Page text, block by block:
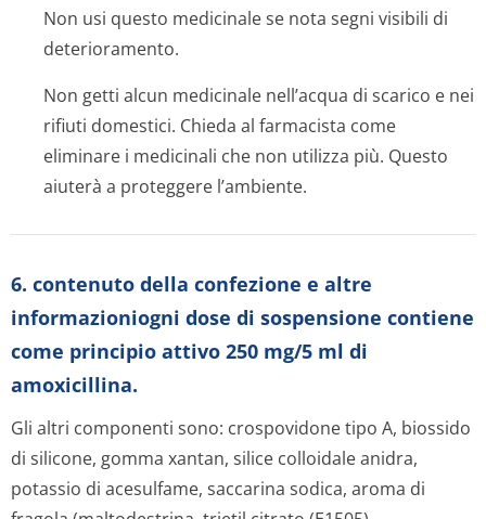
Non usi questo medicinale se nota segni visibili di
deterioramento.
Non getti alcun medicinale nell’acqua di scarico e nei
rifiuti domestici. Chieda al farmacista come
eliminare i medicinali che non utilizza più. Questo
aiuterà a proteggere l’ambiente.
6. contenuto della confezione e altre
informazioniogni dose di sospensione contiene
come principio attivo 250 mg/5 ml di
amoxicillina.
Gli altri componenti sono: crospovidone tipo A, biossido
di silicone, gomma xantan, silice colloidale anidra,
potassio di acesulfame, saccarina sodica, aroma di